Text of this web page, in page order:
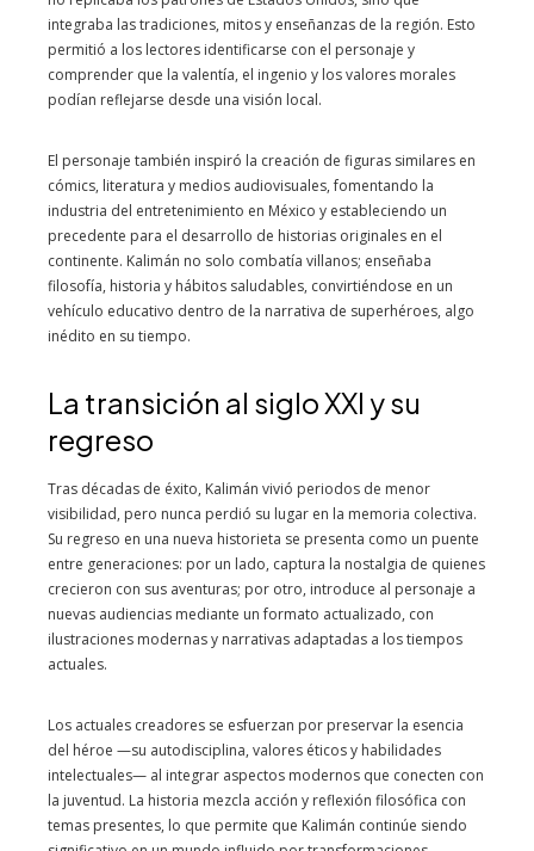
integraba las tradiciones, mitos y enseñanzas de la región. Esto
permitió a los lectores identificarse con el personaje y
comprender que la valentía, el ingenio y los valores morales
podían reflejarse desde una visión local.
El personaje también inspiró la creación de figuras similares en
cómics, literatura y medios audiovisuales, fomentando la
industria del entretenimiento en México y estableciendo un
precedente para el desarrollo de historias originales en el
continente. Kalimán no solo combatía villanos; enseñaba
filosofía, historia y hábitos saludables, convirtiéndose en un
vehículo educativo dentro de la narrativa de superhéroes, algo
inédito en su tiempo.
La transición al siglo XXI y su
regreso
Tras décadas de éxito, Kalimán vivió periodos de menor
visibilidad, pero nunca perdió su lugar en la memoria colectiva.
Su regreso en una nueva historieta se presenta como un puente
entre generaciones: por un lado, captura la nostalgia de quienes
crecieron con sus aventuras; por otro, introduce al personaje a
nuevas audiencias mediante un formato actualizado, con
ilustraciones modernas y narrativas adaptadas a los tiempos
actuales.
Los actuales creadores se esfuerzan por preservar la esencia
del héroe —su autodisciplina, valores éticos y habilidades
intelectuales— al integrar aspectos modernos que conecten con
la juventud. La historia mezcla acción y reflexión filosófica con
temas presentes, lo que permite que Kalimán continúe siendo